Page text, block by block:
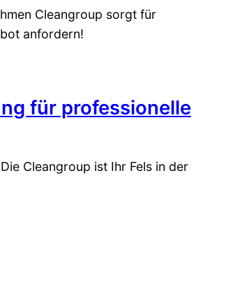
Cleangroup sorgt für
anfordern!
für professionelle
Cleangroup ist Ihr Fels in der